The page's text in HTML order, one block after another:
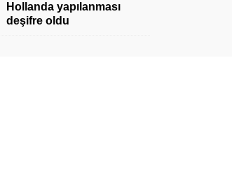
Hollanda yapılanması
deşifre oldu